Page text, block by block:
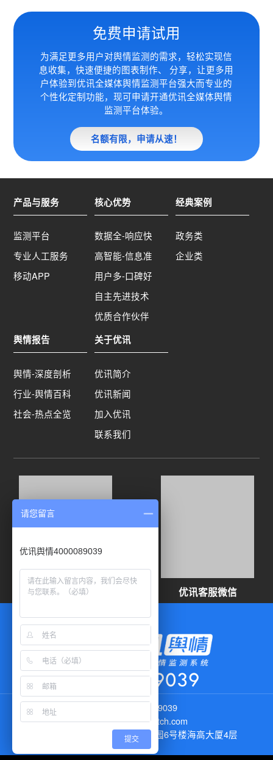
免费申请试用
为满足更多用户对舆情监测的需求，轻松实现信
息收集，快速便捷的图表制作、 分享，让更多用
户体验到优讯全媒体舆情监测平台强大而专业的
个性化定制功能，现可申请开通优讯全媒体舆情
监测平台体验。
名额有限，申请从速！
产品与服务
监测平台
专业人工服务
移动APP
核心优势
数据全-响应快
高智能-信息准
用户多-口碑好
自主先进技术
优质合作伙伴
经典案例
政务类
企业类
舆情报告
舆情-深度剖析
行业-舆情百科
社会-热点全览
关于优讯
优讯简介
优讯新闻
加入优讯
联系我们
优讯舆情公众号 优讯客服微信
400 008 9039
400 008 9039
邮箱：info@uuwatch.com
北京市顺义区空港融慧园6号楼海高大厦4层
请您留言
优讯舆情4000089039
提交